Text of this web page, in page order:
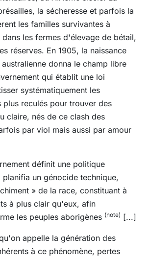
la sécheresse et parfois la
les familles survivantes à
les fermes d'élevage de bétail,
réserves. En 1905, la naissance
donna le champ libre
qui établit une loi
systématiquement les
plus reculés pour trouver des
claire, nés de ce clash des
par viol mais aussi par amour
définit une politique
un génocide technique,
» de la race, constituant à
à plus clair qu'eux, afin
les peuples aborigènes (note) [...]
appelle la génération des
à ce phénomène, pertes